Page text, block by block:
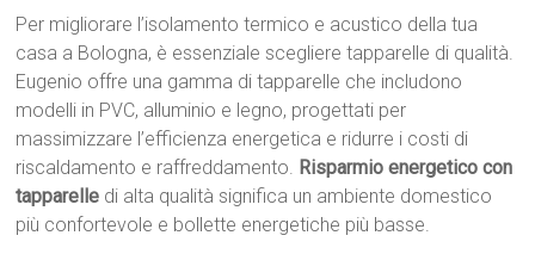
Per migliorare l’isolamento termico e acustico della tua
casa a Bologna, è essenziale scegliere tapparelle di qualità.
Eugenio offre una gamma di tapparelle che includono
modelli in PVC, alluminio e legno, progettati per
massimizzare l’efficienza energetica e ridurre i costi di
riscaldamento e raffreddamento. Risparmio energetico con
tapparelle di alta qualità significa un ambiente domestico
più confortevole e bollette energetiche più basse.